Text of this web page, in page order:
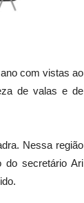
com vistas ao
de valas e de
Nessa região
do secretário Ari